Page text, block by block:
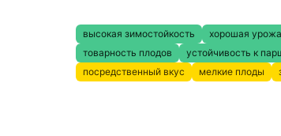
высокая зимостойкость хорошая
товарность плодов
устойчивость к
посредственный вкус
мелкие плоды